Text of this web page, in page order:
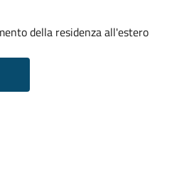
della residenza all'estero